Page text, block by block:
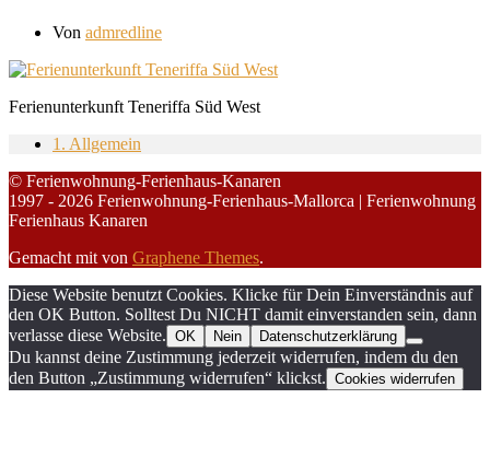
Von admredline
Ferienunterkunft Teneriffa Süd West
1. Allgemein
© Ferienwohnung-Ferienhaus-Kanaren
1997 - 2026 Ferienwohnung-Ferienhaus-Mallorca | Ferienwohnung
Ferienhaus Kanaren
Gemacht mit von Graphene Themes.
Diese Website benutzt Cookies. Klicke für Dein Einverständnis auf
den OK Button. Solltest Du NICHT damit einverstanden sein, dann
verlasse diese Website. OK Nein Datenschutzerklärung
Du kannst deine Zustimmung jederzeit widerrufen, indem du den
den Button „Zustimmung widerrufen“ klickst. Cookies widerrufen